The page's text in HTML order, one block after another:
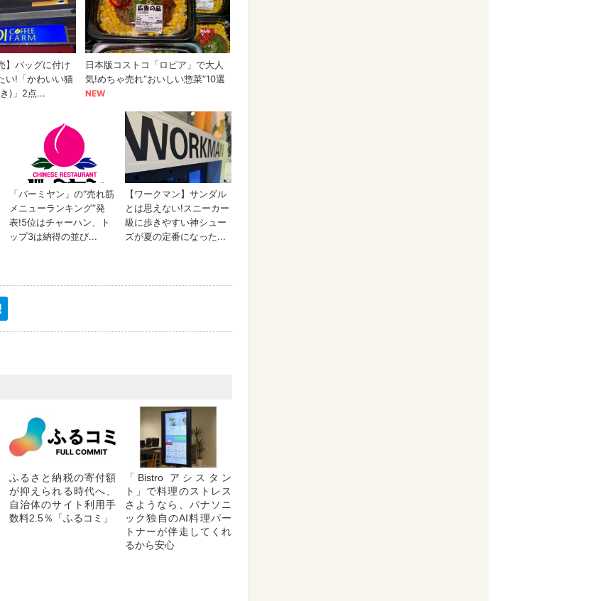
ふるさと納税の寄付額
が抑えられる時代へ、
自治体のサイト利用手
数料2.5％「ふるコミ」
「Bistro アシスタン
ト」で料理のストレス
さようなら、パナソニ
ック独自のAI料理パー
トナーが伴走してくれ
るから安心